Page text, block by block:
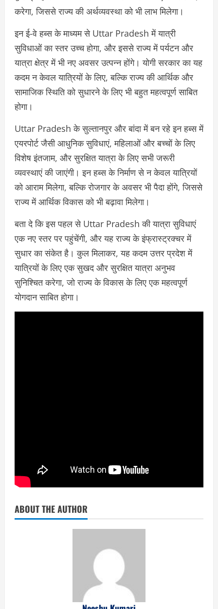
करेगा, जिससे राज्य की अर्थव्यवस्था को भी लाभ मिलेगा।
इन ई-वे हब्स के माध्यम से Uttar Pradesh में यात्री
सुविधाओं का स्तर उच्च होगा, और इससे राज्य में पर्यटन और
यात्रा क्षेत्र में भी नए अवसर उत्पन्न होंगे। योगी सरकार का यह
कदम न केवल यात्रियों के लिए, बल्कि राज्य की आर्थिक और
सामाजिक स्थिति को सुधारने के लिए भी बहुत महत्वपूर्ण साबित
होगा।
Uttar Pradesh के सुल्तानपुर और बांदा में बन रहे इन हब्स में
एयरपोर्ट जैसी आधुनिक सुविधाएं, महिलाओं और बच्चों के लिए
विशेष इंतजाम, और सुरक्षित यात्रा के लिए सभी जरूरी
व्यवस्थाएं की जाएंगी। इन हब्स के निर्माण से न केवल यात्रियों
को आराम मिलेगा, बल्कि रोजगार के अवसर भी पैदा होंगे, जिससे
राज्य में आर्थिक विकास को भी बढ़ावा मिलेगा।
बता दे कि इस पहल से Uttar Pradesh की यात्रा सुविधाएं
एक नए स्तर पर पहुंचेंगी, और यह राज्य के इंफ्रास्ट्रक्चर में
सुधार का संकेत है। कुल मिलाकर, यह कदम उत्तर प्रदेश में
यात्रियों के लिए एक सुखद और सुरक्षित यात्रा अनुभव
सुनिश्चित करेगा, जो राज्य के विकास के लिए एक महत्वपूर्ण
योगदान साबित होगा।
ABOUT THE AUTHOR